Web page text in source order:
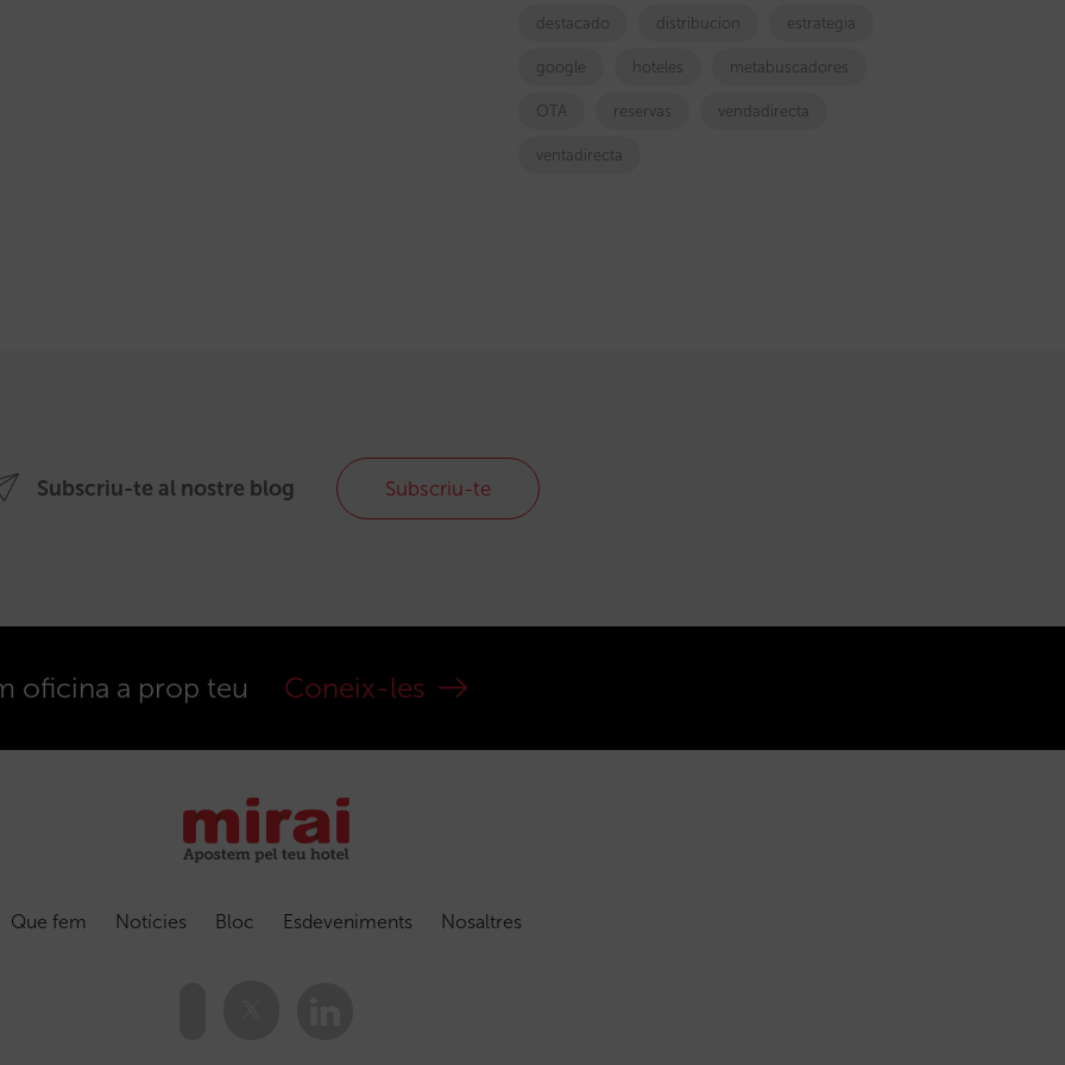
destacado distribucion estrategia
google hoteles metabuscadores
OTA reservas vendadirecta
ventadirecta
Subscriu-te al nostre blog Subscriu-te
oficina a prop teu Coneix-les
Que fem Notícies Bloc Esdeveniments Nosaltres